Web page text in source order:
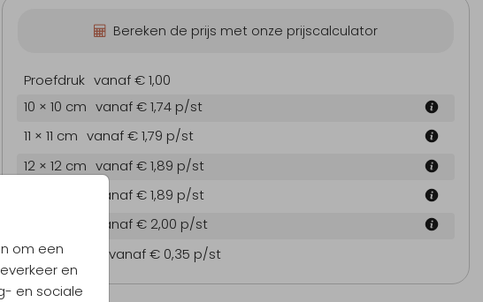
om een
en
en sociale
Bereken de prijs met onze prijscalculator
Proefdruk vanaf € 1,00
10 × 10 cm vanaf € 1,74 p/st
11 × 11 cm vanaf € 1,79 p/st
12 × 12 cm vanaf € 1,89 p/st
vanaf € 1,89 p/st
vanaf € 2,00 p/st
Enveloppen
vanaf € 0,35 p/st